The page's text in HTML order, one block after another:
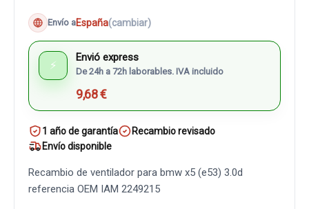
Envío aEspaña(cambiar)
⚡
Envió express
De 24h a 72h laborables. IVA incluido
9,68 €
1 año de garantía
Recambio revisado
Envío disponible
Recambio de ventilador para bmw x5 (e53) 3.0d
referencia OEM IAM 2249215